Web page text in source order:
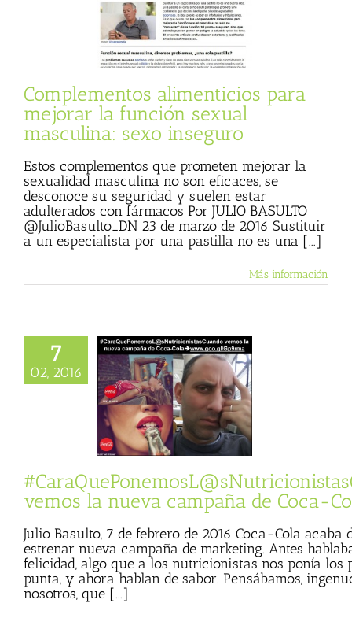
Complementos alimenticios para
mejorar la función sexual
masculina: sexo inseguro
Estos complementos que prometen mejorar la
sexualidad masculina no son eficaces, se
desconoce su seguridad y suelen estar
adulterados con fármacos Por JULIO BASULTO
@JulioBasulto_DN 23 de marzo de 2016 Sustituir
a un especialista por una pastilla no es una [...]
Más información
7
02, 2016
nueva campaña
vemos la nueva campaña de Coca-
Julio Basulto, 7 de febrero de 2016 Coca-Cola acaba
estrenar nueva campaña de marketing. Antes
felicidad, algo que a los nutricionistas nos ponía los
punta, y ahora hablan de sabor. Pensábamos,
nosotros, que [...]